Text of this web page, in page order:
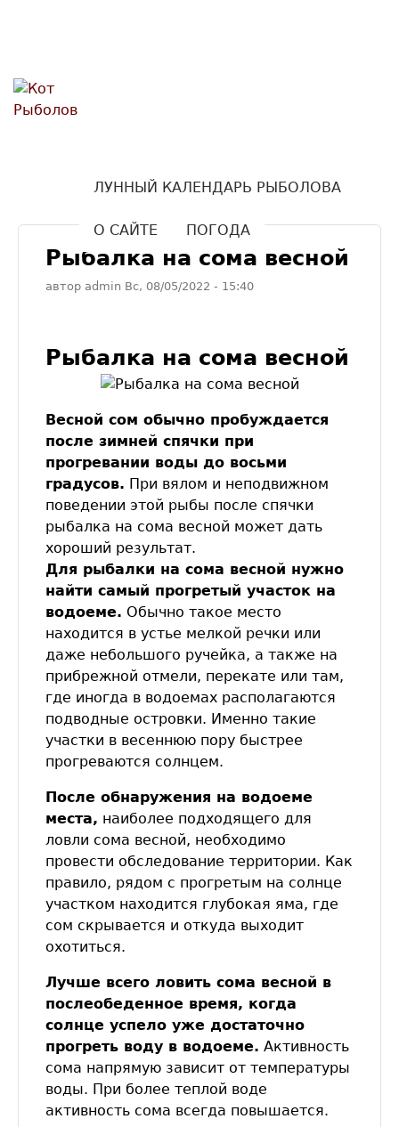
Рыболов
ЛУННЫЙ КАЛЕНДАРЬ РЫБОЛОВА
О САЙТЕ ПОГОДА
Рыбалка на сома весной
автор admin Вс, 08/05/2022 - 15:40
Рыбалка на сома весной
Весной сом обычно пробуждается
после зимней спячки при
прогревании воды до восьми
градусов. При вялом и неподвижном
поведении этой рыбы после спячки
рыбалка на сома весной может дать
хороший результат.
Для рыбалки на сома весной нужно
найти самый прогретый участок на
водоеме. Обычно такое место
находится в устье мелкой речки или
даже небольшого ручейка, а также на
прибрежной отмели, перекате или там,
где иногда в водоемах располагаются
подводные островки. Именно такие
участки в весеннюю пору быстрее
прогреваются солнцем.
После обнаружения на водоеме
места, наиболее подходящего для
ловли сома весной, необходимо
провести обследование территории. Как
правило, рядом с прогретым на солнце
участком находится глубокая яма, где
сом скрывается и откуда выходит
охотиться.
Лучше всего ловить сома весной в
послеобеденное время, когда
солнце успело уже достаточно
прогреть воду в водоеме. Активность
сома напрямую зависит от температуры
воды. При более теплой воде
активность сома всегда повышается.